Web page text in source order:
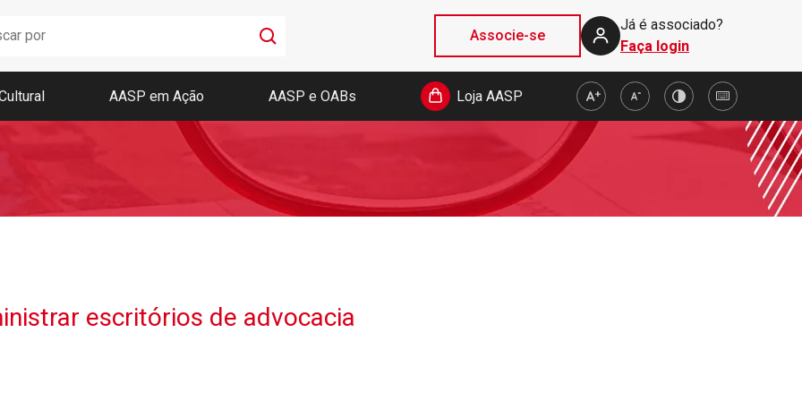
Associe-se
Já é associado?
Faça login
Boletim AASP
Coleção de Códigos de Bolso
Revista da AASP
AASP em Ação AASP e OABs Loja AASP
escritórios de advocacia